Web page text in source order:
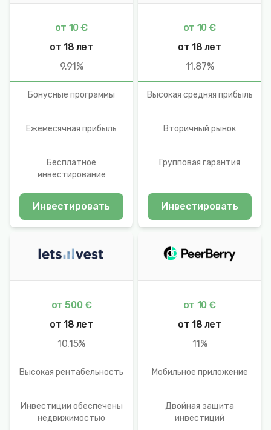
от 10 €
от 18 лет
9.91%
Бонусные программы
Ежемесячная прибыль
Бесплатное
инвестирование
Инвестировать
от 10 €
от 18 лет
11.87%
Высокая средняя прибыль
Вторичный рынок
Групповая гарантия
Инвестировать
от 500 €
от 18 лет
10.15%
Высокая рентабельность
Инвестиции обеспечены
недвижимостью
от 10 €
от 18 лет
11%
Мобильное приложение
Двойная защита
инвестиций